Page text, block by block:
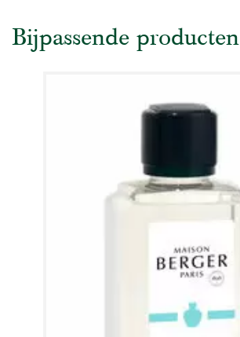
Bijpassende producten